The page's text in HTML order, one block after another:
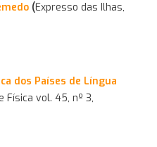
(Expresso das Ilhas,
dos Países de Língua
Física vol. 45, nº 3,